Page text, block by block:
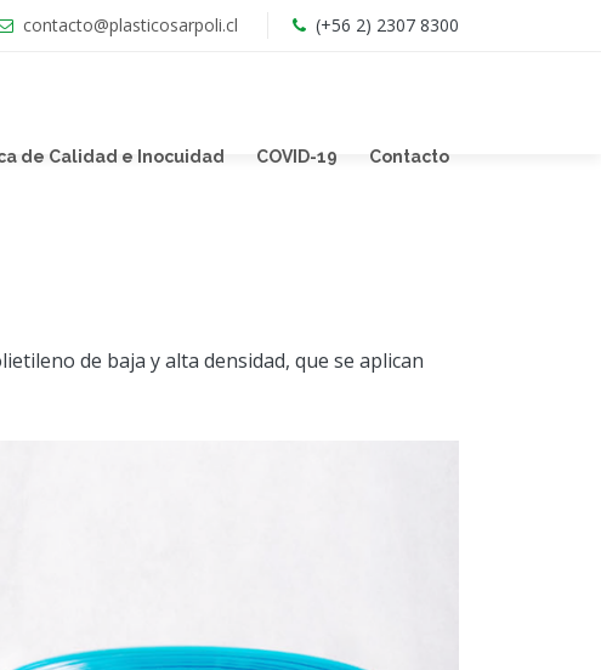
contacto@plasticosarpoli.cl (+56 2) 2307 8300
de Calidad e Inocuidad COVID-19 Contacto
de baja y alta densidad, que se aplican